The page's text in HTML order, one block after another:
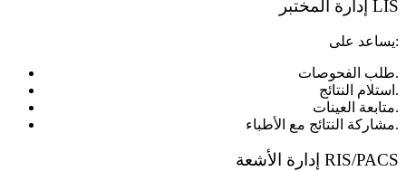
إدارة المختبر LIS
يساعد على:
طلب الفحوصات.
استلام النتائج.
متابعة العينات.
مشاركة النتائج مع الأطباء.
إدارة الأشعة RIS/PACS